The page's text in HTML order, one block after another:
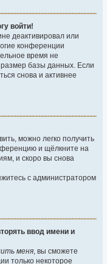
войти!
деактивировал или
конференции
время не
базы данных. Если
снова и активнее
можно легко получить
и щёлкните на
и скоро вы снова
с администратором
ввод имени и
меня, вы сможете
только некоторое